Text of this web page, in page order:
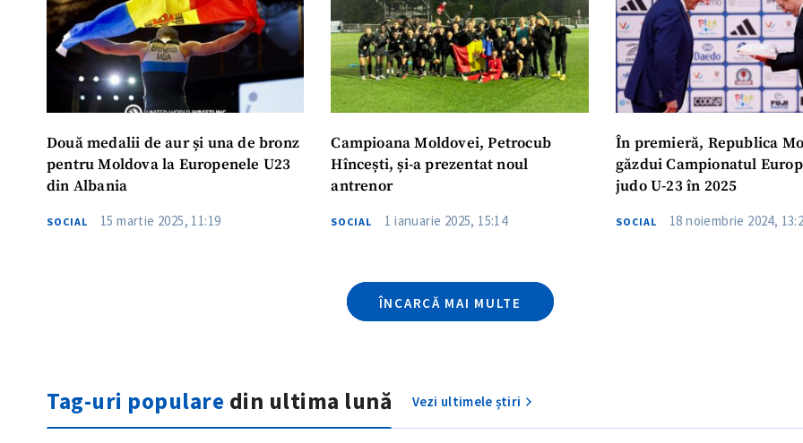
Două medalii de aur și una de bronz
pentru Moldova la Europenele U23
din Albania
SOCIAL 15 martie 2025, 11:19
Campioana Moldovei, Petrocub
Hîncești, și-a prezentat noul
antrenor
SOCIAL 1 ianuarie 2025, 15:14
În premieră, Republica
găzdui Campionatul
judo U-23 în 2025
SOCIAL 18 noiembrie 2024,
ÎNCARCĂ MAI MULTE
Tag-uri populare din ultima lună Vezi ultimele știri
Titlu știre + Adaugă titlu
Fotografie + Încarcă imagine
+ Link media
Mesajul știrei + Mesajul știrei
Sursă anonimă
Nume + Numele
Email + Emailul
Telefon + Telefon
confidențialitate.